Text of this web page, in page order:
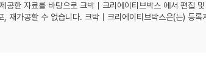
공한 자료를 바탕으로 크박｜크리에이티브박스 에서 편집
, 재가공할 수 없습니다. 크박｜크리에이티브박스은(는) 등